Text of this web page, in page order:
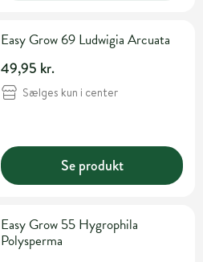
Easy Grow 69 Ludwigia Arcuata
49,95 kr.
Sælges kun i center
Se produkt
Easy Grow 55 Hygrophila
Polysperma